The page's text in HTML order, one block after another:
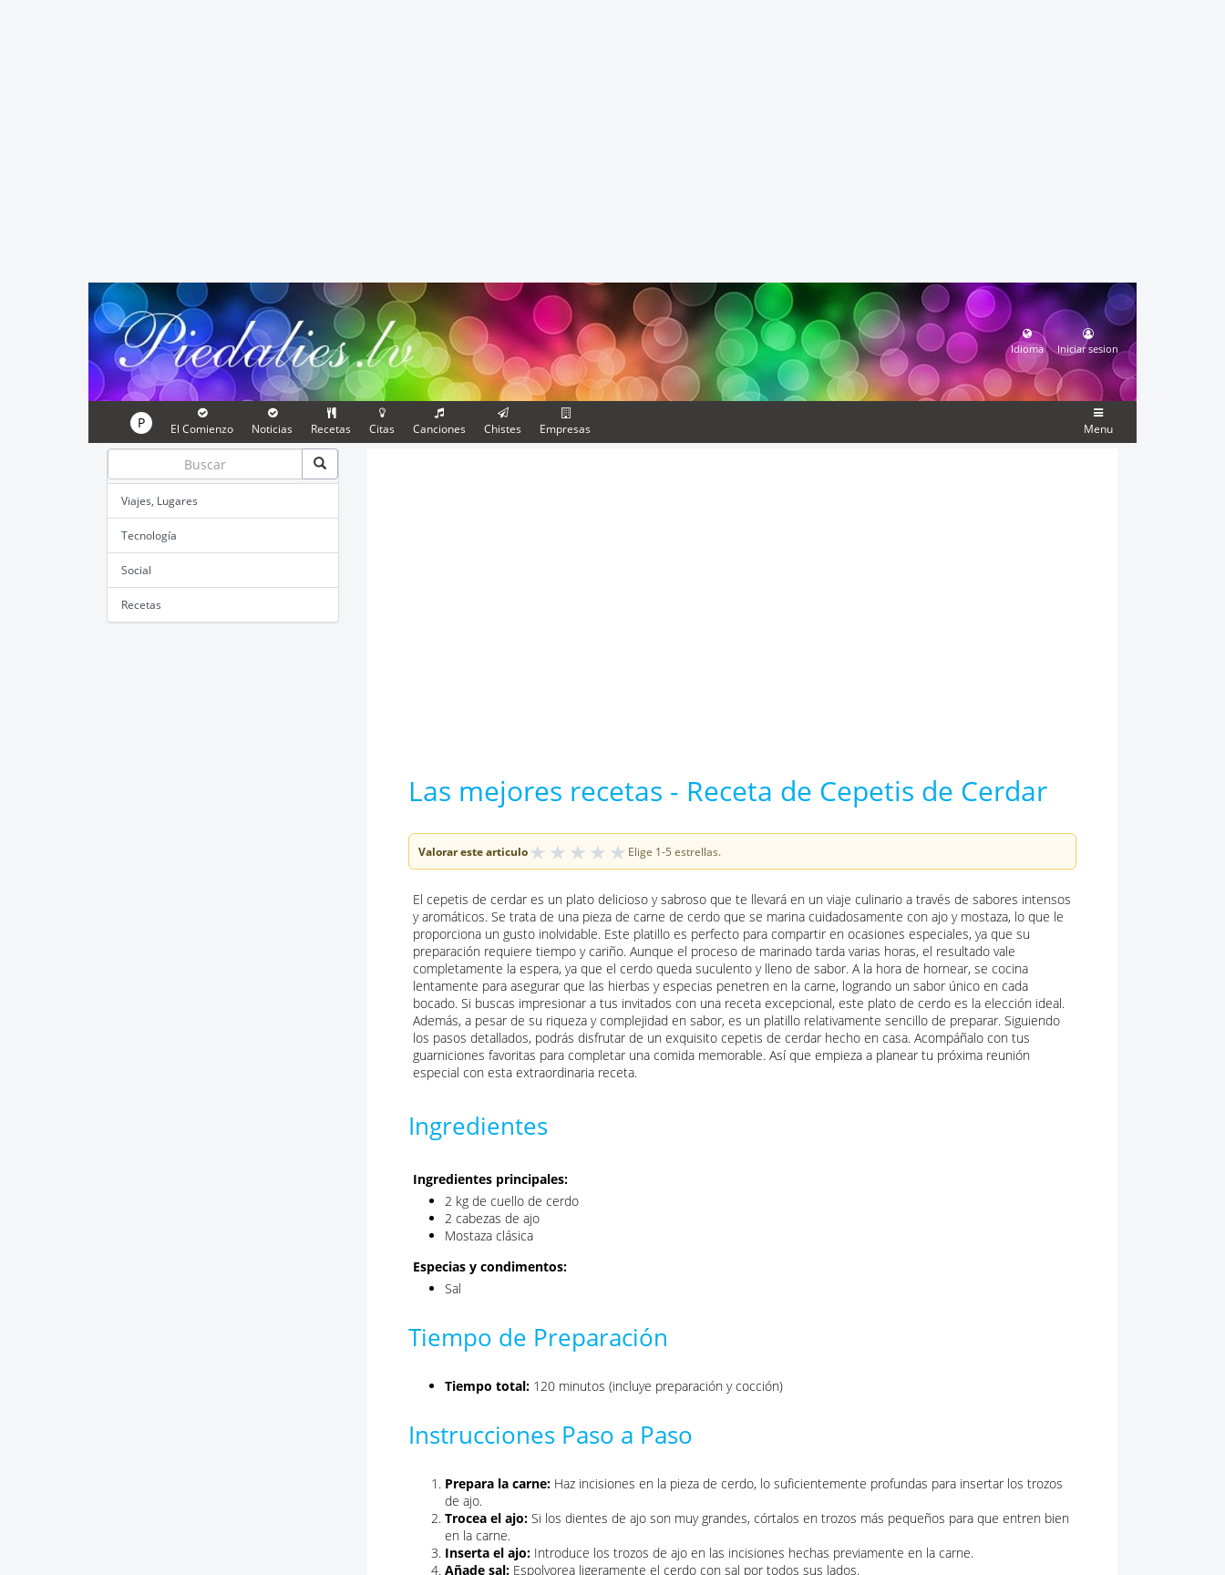
Idioma Iniciar sesion
P El Comienzo Noticias Recetas Citas Canciones Chistes Empresas Menu
Viajes, Lugares
Tecnología
Social
Recetas
Las mejores recetas - Receta de Cepetis de Cerdar
Valorar este articulo★ ★ ★ ★ ★ Elige 1-5 estrellas.
El cepetis de cerdar es un plato delicioso y sabroso que te llevará en un viaje culinario a través de sabores intensos
y aromáticos. Se trata de una pieza de carne de cerdo que se marina cuidadosamente con ajo y mostaza, lo que le
proporciona un gusto inolvidable. Este platillo es perfecto para compartir en ocasiones especiales, ya que su
preparación requiere tiempo y cariño. Aunque el proceso de marinado tarda varias horas, el resultado vale
completamente la espera, ya que el cerdo queda suculento y lleno de sabor. A la hora de hornear, se cocina
lentamente para asegurar que las hierbas y especias penetren en la carne, logrando un sabor único en cada
bocado. Si buscas impresionar a tus invitados con una receta excepcional, este plato de cerdo es la elección ideal.
Además, a pesar de su riqueza y complejidad en sabor, es un platillo relativamente sencillo de preparar. Siguiendo
los pasos detallados, podrás disfrutar de un exquisito cepetis de cerdar hecho en casa. Acompáñalo con tus
guarniciones favoritas para completar una comida memorable. Así que empieza a planear tu próxima reunión
especial con esta extraordinaria receta.
Ingredientes
Ingredientes principales:
2 kg de cuello de cerdo
2 cabezas de ajo
Mostaza clásica
Especias y condimentos:
Sal
Tiempo de Preparación
Tiempo total: 120 minutos (incluye preparación y cocción)
Instrucciones Paso a Paso
Prepara la carne: Haz incisiones en la pieza de cerdo, lo suficientemente profundas para insertar los trozos
de ajo.
Trocea el ajo: Si los dientes de ajo son muy grandes, córtalos en trozos más pequeños para que entren bien
en la carne.
Inserta el ajo: Introduce los trozos de ajo en las incisiones hechas previamente en la carne.
Añade sal: Espolvorea ligeramente el cerdo con sal por todos sus lados.